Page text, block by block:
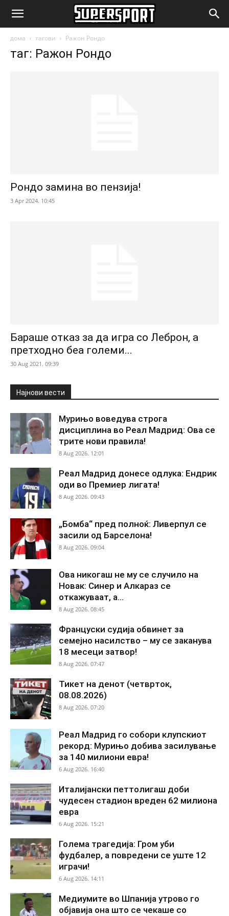
SuperSport.mk
дома тагови Ражон Рондо
таг: Ражон Рондо
Рондо замина во пензија!
3 Apr 2024. 10:45
Бараше отказ за да игра со Леброн, а
претходно беа големи...
30 Aug 2021. 09:39
Најнови вести
Мурињо воведува строга
дисциплина во Реал Мадрид: Ова се
трите нови правила!
8 Aug 2026. 12:01
Реал Мадрид донесе одлука: Ендрик
оди во Премиер лигата!
8 Aug 2026. 09:43
„Бомба“ пред полноќ: Ливерпул се
засили од Барселона!
8 Aug 2026. 09:04
Ова никогаш не му се случило на
Новак: Синер и Алкараз се
откажуваат, а...
8 Aug 2026. 08:45
Француски судија обвинет за
семејно насилство – му се заканува
18 месеци затвор!
8 Aug 2026. 07:47
Тикет на денот (четврток,
08.08.2026)
8 Aug 2026. 07:20
Реал Мадрид го собори клупскиот
рекорд: Мурињо добива засилување
за 140 милиони евра!
6 Aug 2026. 16:40
Италијански петтолигаш доби
чудесен стадион вреден 62 милиона
евра
6 Aug 2026. 15:21
Голема трагедија: Гром уби
фудбалер, а повредени се уште 12
играчи!
6 Aug 2026. 14:11
Медиумите во Шпанија утрово го
објавија она што се чекаше со